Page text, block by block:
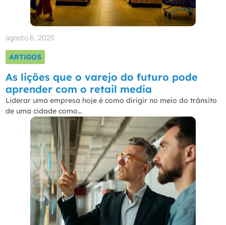
agosto 6, 2025
ARTIGOS
As lições que o varejo do futuro pode
aprender com o retail media
Liderar uma empresa hoje é como dirigir no meio do trânsito
de uma cidade como…